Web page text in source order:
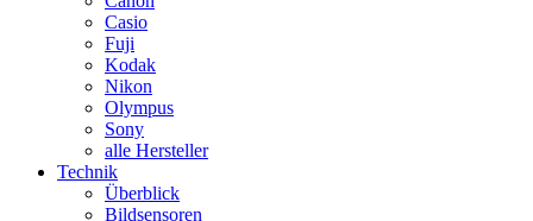
Casio
Fuji
Kodak
Nikon
Olympus
Sony
alle Hersteller
Technik
Überblick
Bildsensoren